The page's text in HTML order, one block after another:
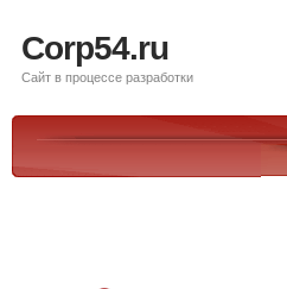
Corp54.ru
Сайт в процессе разработки